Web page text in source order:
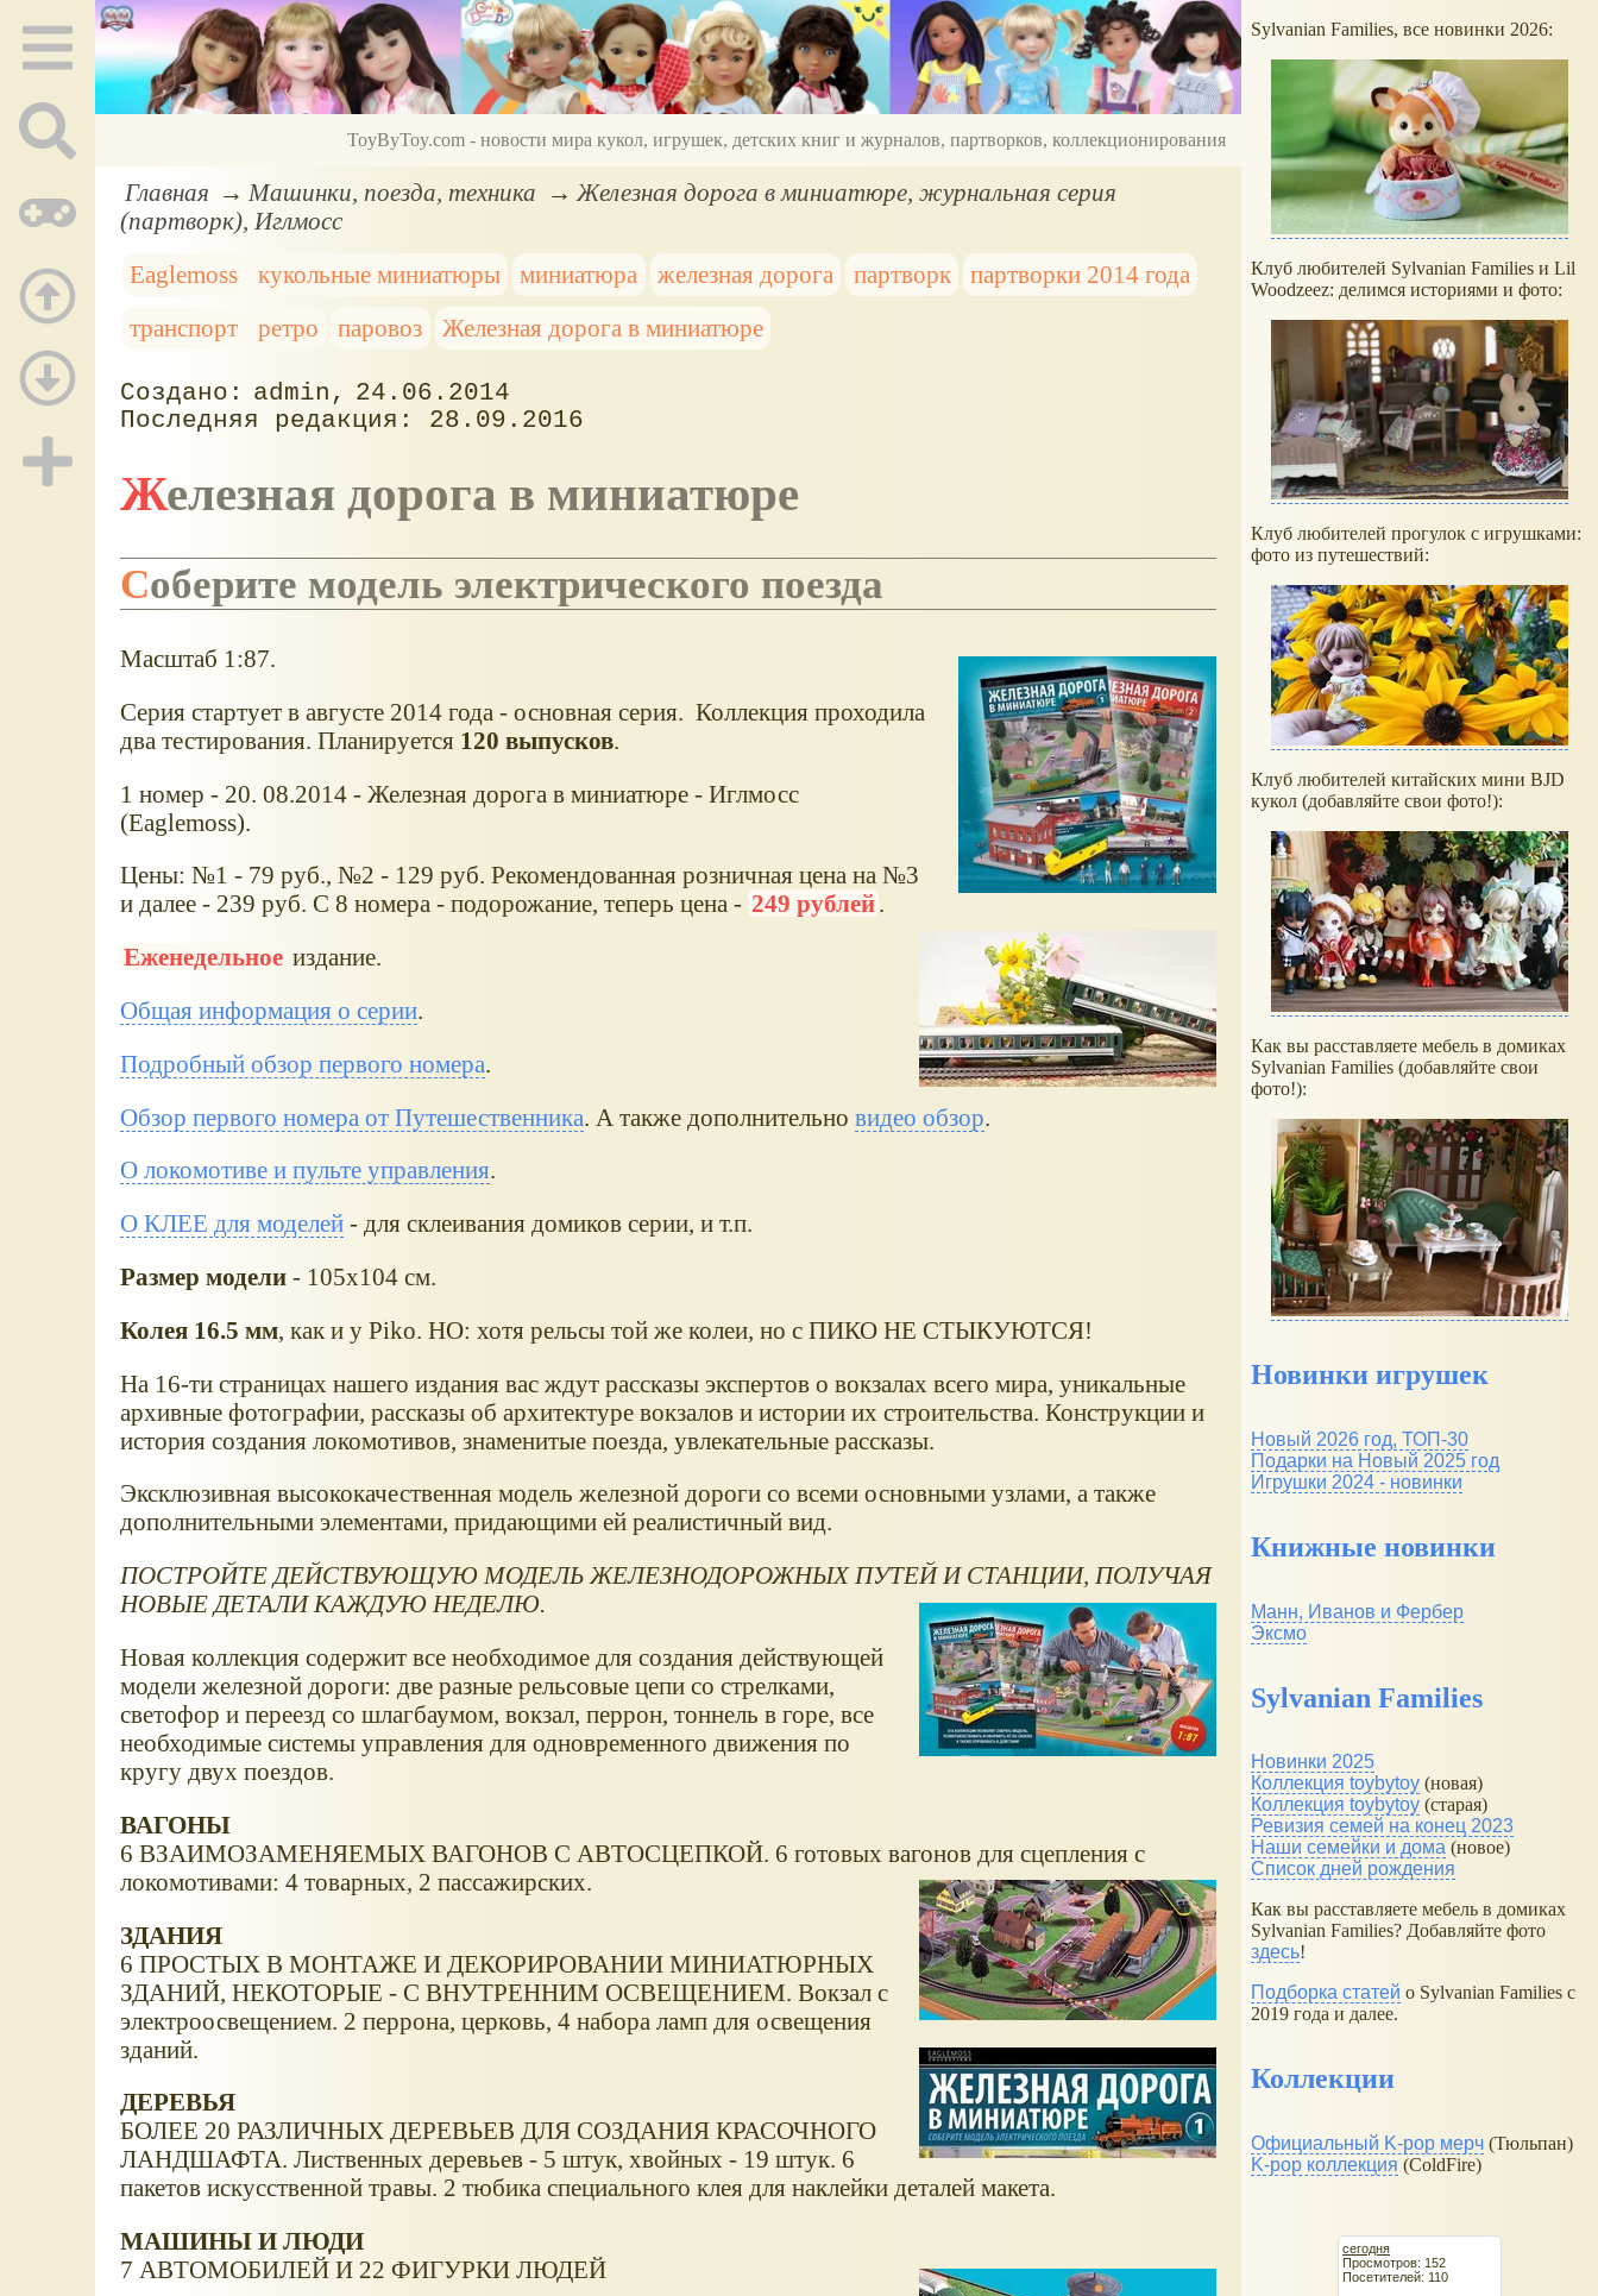
ToyByToy.com - новости мира кукол, игрушек, детских книг и журналов, партворков, коллекционирования
Главная Машинки, поезда, техника
Железная дорога в миниатюре, журнальная серия
(партворк), Иглмосс
Eaglemoss
кукольные миниатюры миниатюра железная дорога партворк
партворки 2014 года
транспорт
ретро паровоз Железная дорога в миниатюре
admin
24.06.2014
28.09.2016
Железная дорога в миниатюре
Соберите модель электрического поезда
Масштаб 1:87.
Серия стартует в августе 2014 года - основная серия. Коллекция проходила
два тестирования. Планируется 120 выпусков.
1 номер - 20. 08.2014 - Железная дорога в миниатюре - Иглмосс
(Eaglemoss).
Цены: №1 - 79 руб., №2 - 129 руб. Рекомендованная розничная цена на №3
и далее - 239 руб. С 8 номера - подорожание, теперь цена - 249 рублей.
Еженедельное издание.
Общая информация о серии.
Подробный обзор первого номера.
Обзор первого номера от Путешественника . А также дополнительно видео обзор
О локомотиве и пульте управления.
О КЛЕЕ для моделей- для склеивания домиков серии, и т.п.
Размер модели - 105х104 см.
Колея 16.5 мм, как и у Piko. НО: хотя рельсы той же колеи, но с ПИКО НЕ СТЫКУЮТСЯ!
На 16-ти страницах нашего издания вас ждут рассказы экспертов о вокзалах всего мира, уникальные
архивные фотографии, рассказы об архитектуре вокзалов и истории их строительства. Конструкции и
история создания локомотивов, знаменитые поезда, увлекательные рассказы.
Эксклюзивная высококачественная модель железной дороги со всеми основными узлами, а также
дополнительными элементами, придающими ей реалистичный вид.
ПОСТРОЙТЕ ДЕЙСТВУЮЩУЮ МОДЕЛЬ ЖЕЛЕЗНОДОРОЖНЫХ ПУТЕЙ И СТАНЦИИ, ПОЛУЧАЯ
НОВЫЕ ДЕТАЛИ КАЖДУЮ НЕДЕЛЮ.
Новая коллекция содержит все необходимое для создания действующей
модели железной дороги: две разные рельсовые цепи со стрелками,
светофор и переезд со шлагбаумом, вокзал, перрон, тоннель в горе, все
необходимые системы управления для одновременного движения по
кругу двух поездов.
ВАГОНЫ
6 ВЗАИМОЗАМЕНЯЕМЫХ ВАГОНОВ С АВТОСЦЕПКОЙ. 6 готовых вагонов для сцепления с
локомотивами: 4 товарных, 2 пассажирских.
ЗДАНИЯ
6 ПРОСТЫХ В МОНТАЖЕ И ДЕКОРИРОВАНИИ МИНИАТЮРНЫХ
ЗДАНИЙ, НЕКОТОРЫЕ - С ВНУТРЕННИМ ОСВЕЩЕНИЕМ. Вокзал с
электроосвещением. 2 перрона, церковь, 4 набора ламп для освещения
зданий.
ДЕРЕВЬЯ
БОЛЕЕ 20 РАЗЛИЧНЫХ ДЕРЕВЬЕВ ДЛЯ СОЗДАНИЯ КРАСОЧНОГО
ЛАНДШАФТА. Лиственных деревьев - 5 штук, хвойных - 19 штук. 6
пакетов искусственной травы. 2 тюбика специального клея для наклейки деталей макета.
МАШИНЫ И ЛЮДИ
7 АВТОМОБИЛЕЙ И 22 ФИГУРКИ ЛЮДЕЙ
Sylvanian Families, все новинки 2026:
Клуб любителей Sylvanian Families и Lil
Woodzeez: делимся историями и фото:
Клуб любителей прогулок с игрушками:
фото из путешествий:
Клуб любителей китайских мини BJD
кукол (добавляйте свои фото!):
Как вы расставляете мебель в домиках
Sylvanian Families (добавляйте свои
фото!):
Новинки игрушек
Новый 2026 год, ТОП-30
Подарки на Новый 2025 год
Игрушки 2024 - новинки
Книжные новинки
Манн, Иванов и Фербер
Эксмо
Sylvanian Families
Новинки 2025
Коллекция toybytoy (новая)
Коллекция toybytoy (старая)
Ревизия семей на конец 2023
Наши семейки и дома (новое)
Список дней рождения
Как вы расставляете мебель в домиках
Sylvanian Families? Добавляйте фото
здесь!
Подборка статей о Sylvanian Families с
2019 года и далее.
Коллекции
Официальный K-pop мерч (Тюльпан)
K-pop коллекция (ColdFire)
сегодня
Просмотров: 152
Посетителей: 110